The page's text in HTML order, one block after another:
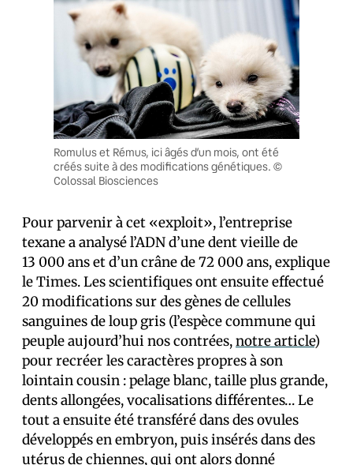
Romulus et Rémus, ici âgés d’un mois, ont été
créés suite à des modifications génétiques. ©
Colossal Biosciences
Pour parvenir à cet «exploit», l’entreprise
texane a analysé l’ADN d’une dent vieille de
13 000 ans et d’un crâne de 72 000 ans, explique
le Times. Les scientifiques ont ensuite effectué
20 modifications sur des gènes de cellules
sanguines de loup gris (l’espèce commune qui
peuple aujourd’hui nos contrées,notre article)
pour recréer les caractères propres à son
lointain cousin : pelage blanc, taille plus grande,
dents allongées, vocalisations différentes… Le
tout a ensuite été transféré dans des ovules
développés en embryon, puis insérés dans des
utérus de chiennes, qui ont alors donné